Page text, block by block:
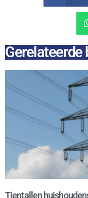
Gerelateerde
Tientallen